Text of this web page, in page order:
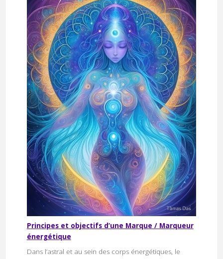
Principes et objectifs d’une Marque / Marqueur
énergétique
Dans l’astral et au sein des corps énergétiques, le